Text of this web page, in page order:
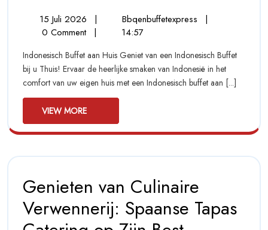
Aan
Huis
Met
Onze
15 Juli 2026
15
Juli
| Bbqenbuffetexpress
Geniet
Smakelijk
Indonesisch
Buffet
Onze
|
0 Comment | 14:57
Indonesisch Buffet aan Huis Geniet van een Indonesisch Buffet
bij u Thuis! Ervaar de heerlijke smaken van Indonesië in het
comfort van uw eigen huis met een Indonesisch buffet aan [...]
VIEW MORE
More
Genieten van Culinaire
Verwennerij: Spaanse Tapas
Genieten